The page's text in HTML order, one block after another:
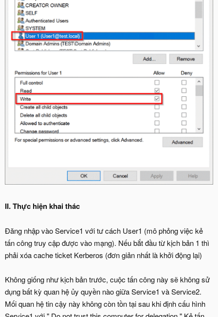
II. Thực hiện khai thác
Đăng nhập vào Service1 với tư cách User1 (mô phỏng việc kẻ
tấn công truy cập được vào mạng). Nếu bắt đầu từ kịch bản 1 thì
phải xóa cache ticket Kerberos (đơn giản nhất là khởi động lại)
Không giống như kịch bản trước, cuộc tấn công này sẽ không sử
dụng bất kỳ quan hệ ủy quyền nào giữa Service1 và Service2.
Mối quan hệ tin cậy này không còn tồn tại sau khi định cấu hình